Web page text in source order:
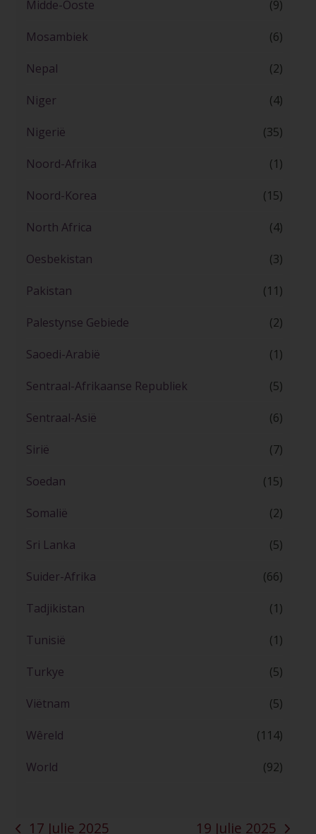
Midde-Ooste (9)
Mosambiek (6)
Nepal (2)
Niger (4)
Nigerië (35)
Noord-Afrika (1)
Noord-Korea (15)
North Africa (4)
Oesbekistan (3)
Pakistan (11)
Palestynse Gebiede (2)
Saoedi-Arabië (1)
Sentraal-Afrikaanse Republiek (5)
Sentraal-Asië (6)
Sirië (7)
Soedan (15)
Somalië (2)
Sri Lanka (5)
Suider-Afrika (66)
Tadjikistan (1)
Tunisië (1)
Turkye (5)
Viëtnam (5)
Wêreld (114)
World (92)
17 Julie 2025
19 Julie 2025